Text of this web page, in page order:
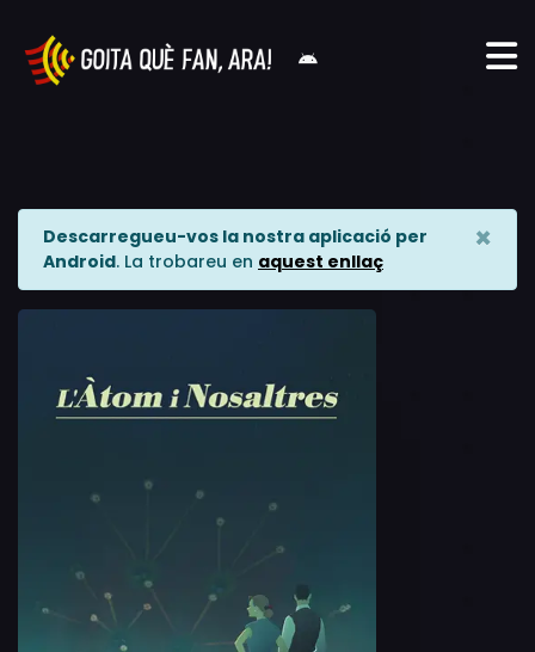
Descarregueu-vos la nostra aplicació per
Android. La trobareu en aquest enllaç
×